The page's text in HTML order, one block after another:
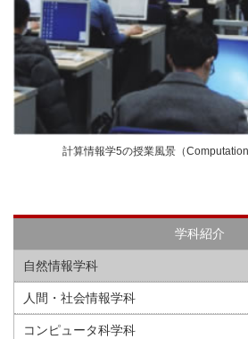
計算情報学5の授業風景（
学科紹介
自然情報学科
人間・社会情報学科
コンピュータ科学科